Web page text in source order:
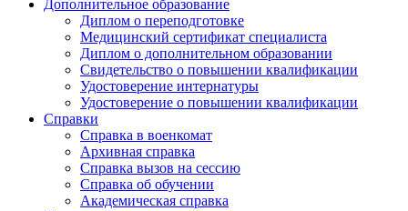
Дополнительное образование
Диплом о переподготовке
Медицинский сертификат специалиста
Диплом о дополнительном образовании
Свидетельство о повышении квалификации
Удостоверение интернатуры
Удостоверение о повышении квалификации
Справки
Справка в военкомат
Архивная справка
Справка вызов на сессию
Справка об обучении
Академическая справка